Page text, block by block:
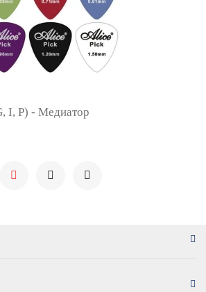
I, P) - Медиатор